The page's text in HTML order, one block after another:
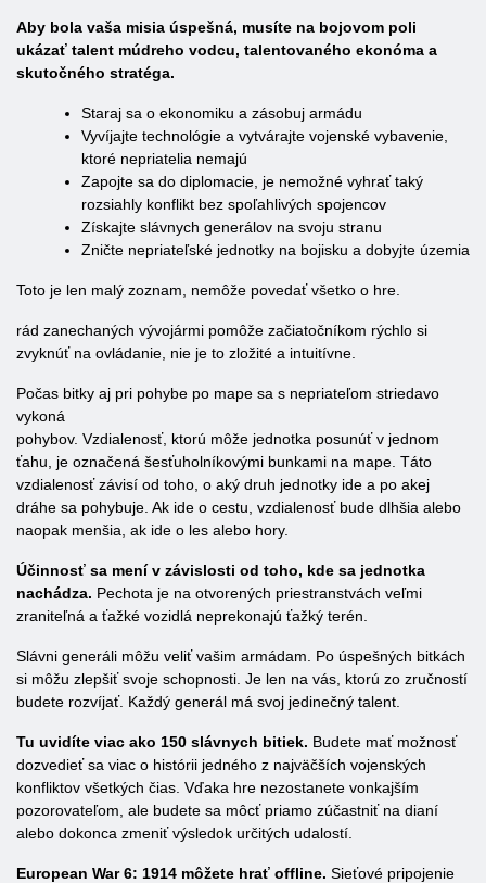
Aby bola vaša misia úspešná, musíte na bojovom poli
ukázať talent múdreho vodcu, talentovaného ekonóma a
skutočného stratéga.
Staraj sa o ekonomiku a zásobuj armádu
Vyvíjajte technológie a vytvárajte vojenské vybavenie,
ktoré nepriatelia nemajú
Zapojte sa do diplomacie, je nemožné vyhrať taký
rozsiahly konflikt bez spoľahlivých spojencov
Získajte slávnych generálov na svoju stranu
Zničte nepriateľské jednotky na bojisku a dobyjte územia
Toto je len malý zoznam, nemôže povedať všetko o hre.
rád zanechaných vývojármi pomôže začiatočníkom rýchlo si
zvyknúť na ovládanie, nie je to zložité a intuitívne.
Počas bitky aj pri pohybe po mape sa s nepriateľom striedavo
vykoná
pohybov. Vzdialenosť, ktorú môže jednotka posunúť v jednom
ťahu, je označená šesťuholníkovými bunkami na mape. Táto
vzdialenosť závisí od toho, o aký druh jednotky ide a po akej
dráhe sa pohybuje. Ak ide o cestu, vzdialenosť bude dlhšia alebo
naopak menšia, ak ide o les alebo hory.
Účinnosť sa mení v závislosti od toho, kde sa jednotka
nachádza. Pechota je na otvorených priestranstvách veľmi
zraniteľná a ťažké vozidlá neprekonajú ťažký terén.
Slávni generáli môžu veliť vašim armádam. Po úspešných bitkách
si môžu zlepšiť svoje schopnosti. Je len na vás, ktorú zo zručností
budete rozvíjať. Každý generál má svoj jedinečný talent.
Tu uvidíte viac ako 150 slávnych bitiek. Budete mať možnosť
dozvedieť sa viac o histórii jedného z najväčších vojenských
konfliktov všetkých čias. Vďaka hre nezostanete vonkajším
pozorovateľom, ale budete sa môcť priamo zúčastniť na dianí
alebo dokonca zmeniť výsledok určitých udalostí.
European War 6: 1914 môžete hrať offline. Sieťové pripojenie